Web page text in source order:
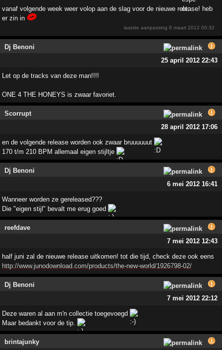
vanaf volgende week weer volop aan de slag voor de nieuwe release! heb
er zin in
laatste aanpassing8 maart 2012 00:32
Dj Benoni
25 april 2012 22:43
Let op de tracks van deze man!!!!
ONE 4 THE HONEYS is zwaar favoriet.
Scorrupt
28 april 2012 17:06
en de volgende release worden ook zwaar bruuuuuut
170 t/m 210 BPM allemaal eigen stijltje
Dj Benoni
6 mei 2012 16:41
Wanneer worden ze gereleased???
Die "eigen stijl" bevalt me erug goed
reefdave
7 mei 2012 12:43
half juni zal de nieuwe release uitkomen! tot die tijd, check deze ook eens
http://www.junodownload.com/products/the-new-world/1926798-02/
Dj Benoni
7 mei 2012 22:12
Deze waren al aan m'n collectie toegevoegd
Maar bedankt voor de tip.
brintajunky